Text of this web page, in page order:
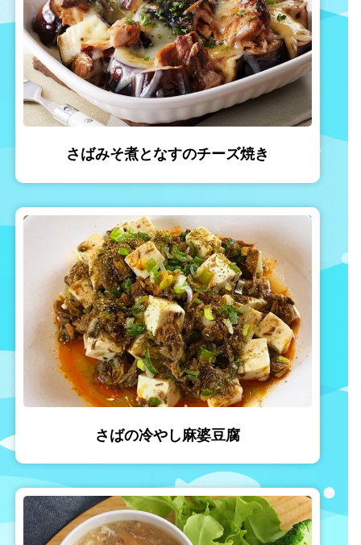
さばみそ煮となすのチーズ焼き
さばの冷やし麻婆豆腐